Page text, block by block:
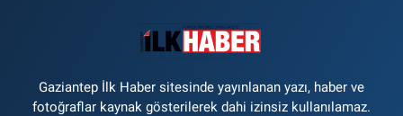
Gaziantep İlk Haber sitesinde yayınlanan yazı, haber ve
fotoğraflar kaynak gösterilerek dahi izinsiz kullanılamaz.